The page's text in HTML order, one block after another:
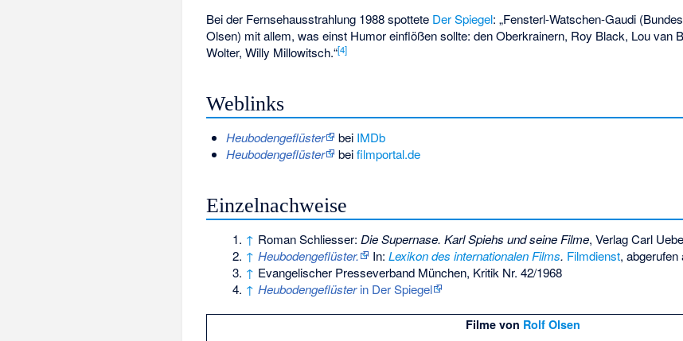
Bei der Fernsehausstrahlung 1988 spottete Der Spiegel: „Fensterl-Watschen-Gaudi
Olsen) mit allem, was einst Humor einflößen sollte: den Oberkrainern, Roy Black, Lou van
Wolter, Willy Millowitsch.“[4]
Weblinks
Heubodengeflüster bei IMDb
Heubodengeflüster
beifilmportal.de
Einzelnachweise
↑ Roman Schliesser: Die Supernase. Karl Spiehs und seine Filme, Verlag Carl
↑ Heubodengeflüster. In: Lexikon des internationalen Films. Filmdienst, abgerufen
↑ Evangelischer Presseverband München, Kritik Nr. 42/1968
↑ Heubodengeflüsterin Der Spiegel
Filme von Rolf Olsen